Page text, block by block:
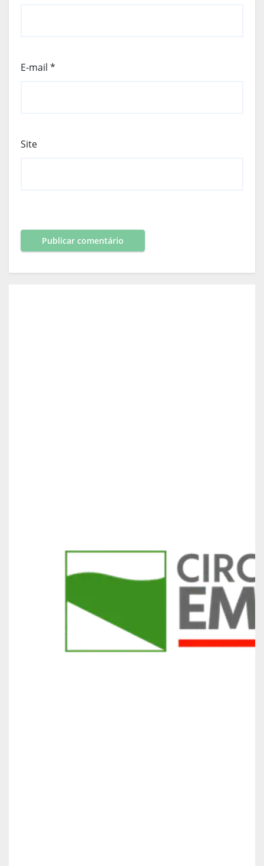
E-mail *
Site